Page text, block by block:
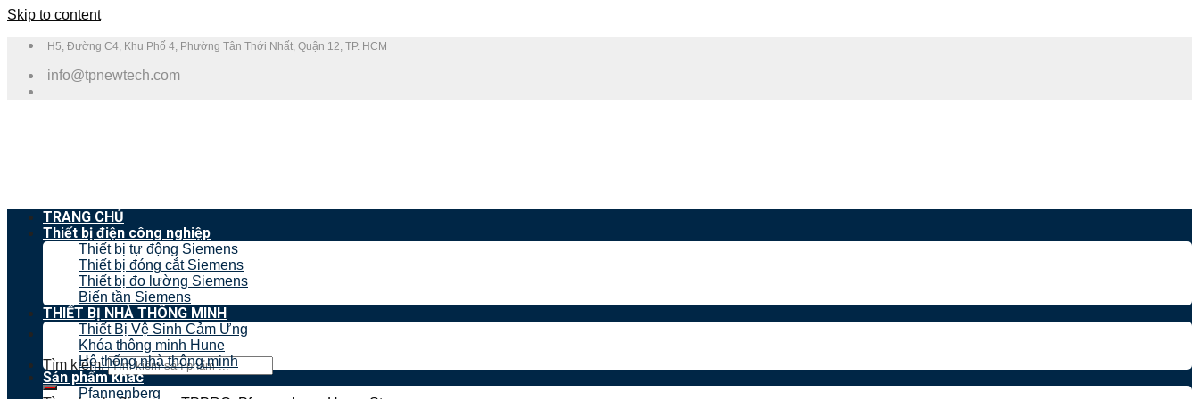
Skip to content
H5, Đường C4, Khu Phố 4, Phường Tân Thới Nhất, Quận 12, TP. HCM
info@tpnewtech.com
Tìm kiếm:
TRANG CHỦ
Thiết bị điện công nghiệp
Thiết bị tự động Siemens
Thiết bị đóng cắt Siemens
Thiết bị đo lường Siemens
Biến tần Siemens
THIẾT BỊ NHÀ THÔNG MINH
Thiết Bị Vệ Sinh Cảm Ứng
Khóa thông minh Hune
Hệ thống nhà thông minh
Sản phẩm khác
Pfannenberg